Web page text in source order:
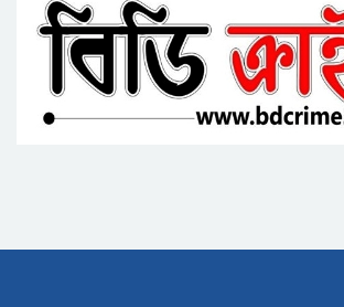
হাজার টাকা জরিমানা
জামালের
বরিশালে খাদ্যবান্ধব কর্মসূচির
নেতার স্ত্রীর নাম
বঙ্গোপসাগরের এক রূপচাঁদার